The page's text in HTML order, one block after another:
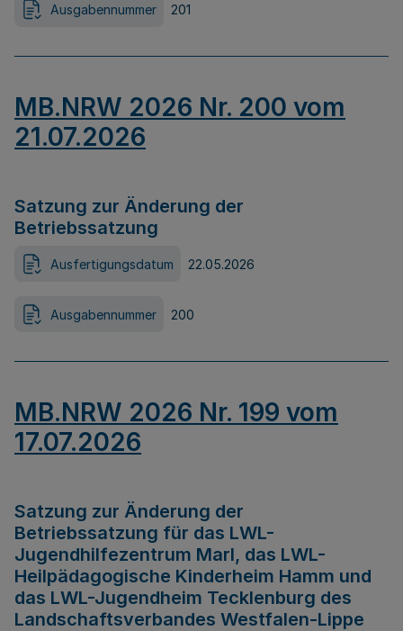
Ausgabennummer 201
MB.NRW 2026 Nr. 200 vom
21.07.2026
Satzung zur Änderung der
Betriebssatzung
Ausfertigungsdatum 22.05.2026
Ausgabennummer 200
MB.NRW 2026 Nr. 199 vom
17.07.2026
Satzung zur Änderung der
Betriebssatzung für das LWL-
Jugendhilfezentrum Marl, das LWL-
Heilpädagogische Kinderheim Hamm und
das LWL-Jugendheim Tecklenburg des
Landschaftsverbandes Westfalen-Lippe